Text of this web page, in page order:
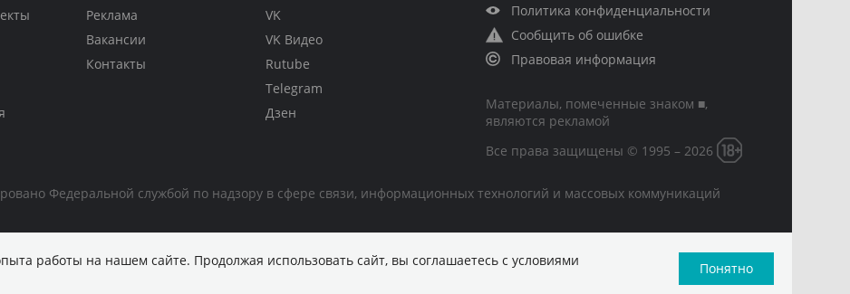
Реклама
Вакансии
Контакты
VK
VK Видео
Rutube
Telegram
Дзен
Политика конфиденциальности
Сообщить об ошибке
Правовая информация
Материалы, помеченные знаком ■,
являются рекламой
Все права защищены © 1995 – 2026
Федеральной службой по надзору в сфере связи, информационных технологий и массовых коммуникаций
работы на нашем сайте. Продолжая использовать сайт, вы соглашаетесь с условиями
Понятно